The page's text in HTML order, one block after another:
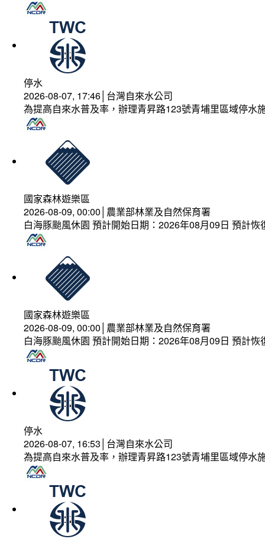
停水
2026-08-07, 17:46│台灣自來水公司
為提高自來水普及率，辦理青昇路123號青埔里區域停水
國家森林遊樂區
2026-08-09, 00:00│農業部林業及自然保育署
白海豚颱風休園 預計開始日期：2026年08月09日 預計
國家森林遊樂區
2026-08-09, 00:00│農業部林業及自然保育署
白海豚颱風休園 預計開始日期：2026年08月09日 預計
停水
2026-08-07, 16:53│台灣自來水公司
為提高自來水普及率，辦理青昇路123號青埔里區域停水